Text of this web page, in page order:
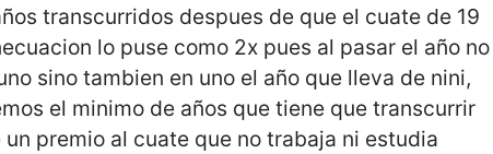
transcurridos despues de que el cuate de 19
lo puse como 2x pues al pasar el año no
sino tambien en uno el año que lleva de nini,
el minimo de años que tiene que transcurrir
premio al cuate que no trabaja ni estudia